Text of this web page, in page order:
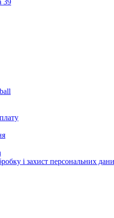
і захист персональних